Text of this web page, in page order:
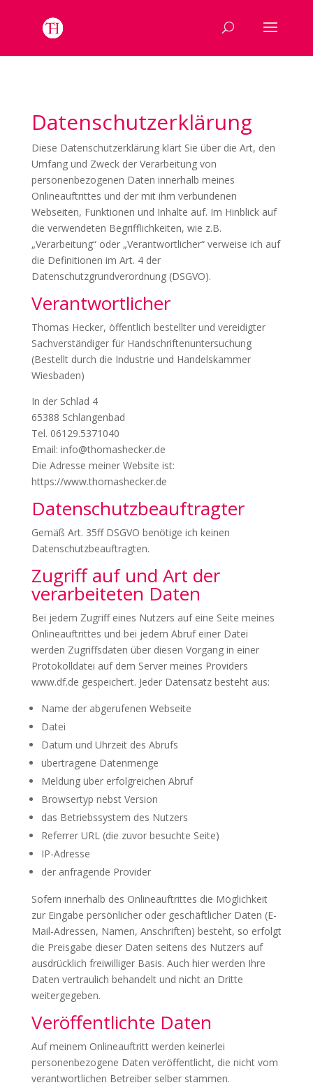
Datenschutzerklärung
Diese Datenschutzerklärung klärt Sie über die Art, den
Umfang und Zweck der Verarbeitung von
personenbezogenen Daten innerhalb meines
Onlineauftrittes und der mit ihm verbundenen
Webseiten, Funktionen und Inhalte auf. Im Hinblick auf
die verwendeten Begrifflichkeiten, wie z.B.
„Verarbeitung“ oder „Verantwortlicher“ verweise ich auf
die Definitionen im Art. 4 der
Datenschutzgrundverordnung (DSGVO).
Verantwortlicher
Thomas Hecker, öffentlich bestellter und vereidigter
Sachverständiger für Handschriftenuntersuchung
(Bestellt durch die Industrie und Handelskammer
Wiesbaden)
In der Schlad 4
65388 Schlangenbad
Tel. 06129.5371040
Email: info@thomashecker.de
Die Adresse meiner Website ist:
https://www.thomashecker.de
Datenschutzbeauftragter
Gemäß Art. 35ff DSGVO benötige ich keinen
Datenschutzbeauftragten.
Zugriff auf und Art der
verarbeiteten Daten
Bei jedem Zugriff eines Nutzers auf eine Seite meines
Onlineauftrittes und bei jedem Abruf einer Datei
werden Zugriffsdaten über diesen Vorgang in einer
Protokolldatei auf dem Server meines Providers
www.df.de gespeichert. Jeder Datensatz besteht aus:
Name der abgerufenen Webseite
Datei
Datum und Uhrzeit des Abrufs
übertragene Datenmenge
Meldung über erfolgreichen Abruf
Browsertyp nebst Version
das Betriebssystem des Nutzers
Referrer URL (die zuvor besuchte Seite)
IP-Adresse
der anfragende Provider
Sofern innerhalb des Onlineauftrittes die Möglichkeit
zur Eingabe persönlicher oder geschäftlicher Daten (E-
Mail-Adressen, Namen, Anschriften) besteht, so erfolgt
die Preisgabe dieser Daten seitens des Nutzers auf
ausdrücklich freiwilliger Basis. Auch hier werden Ihre
Daten vertraulich behandelt und nicht an Dritte
weitergegeben.
Veröffentlichte Daten
Auf meinem Onlineauftritt werden keinerlei
personenbezogene Daten veröffentlicht, die nicht vom
verantwortlichen Betreiber selber stammen.